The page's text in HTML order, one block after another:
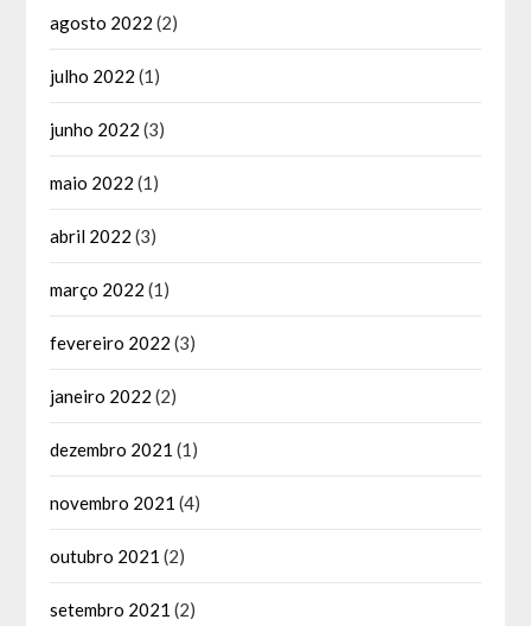
agosto 2022 (2)
julho 2022 (1)
junho 2022 (3)
maio 2022 (1)
abril 2022 (3)
março 2022 (1)
fevereiro 2022 (3)
janeiro 2022 (2)
dezembro 2021 (1)
novembro 2021 (4)
outubro 2021 (2)
setembro 2021 (2)